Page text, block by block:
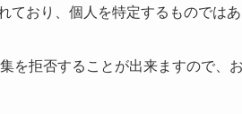
おり、個人を特定するものではあ
を拒否することが出来ますので、